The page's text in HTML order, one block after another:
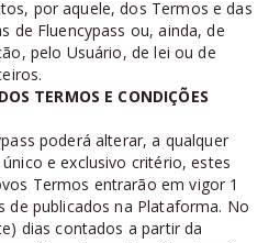
por aquele, dos Termos e das
de Fluencypass ou, ainda, de
pelo Usuário, de lei ou de
TERMOS E CONDIÇÕES
poderá alterar, a qualquer
e exclusivo critério, estes
Termos entrarão em vigor 1
de publicados na Plataforma. No
dias contados a partir da